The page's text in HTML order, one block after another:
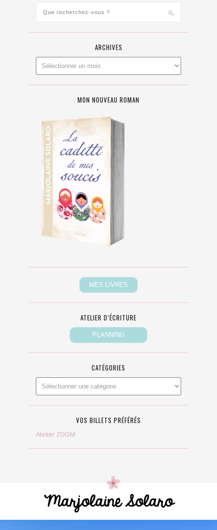
ARCHIVES
MON NOUVEAU ROMAN
ATELIER D’ÉCRITURE
CATÉGORIES
VOS BILLETS PRÉFÉRÉS
Atelier ZOOM
Marjolaine Solaro